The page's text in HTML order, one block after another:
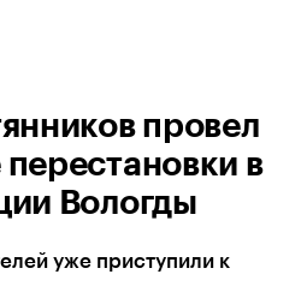
провел
в
Вологды
уже приступили к